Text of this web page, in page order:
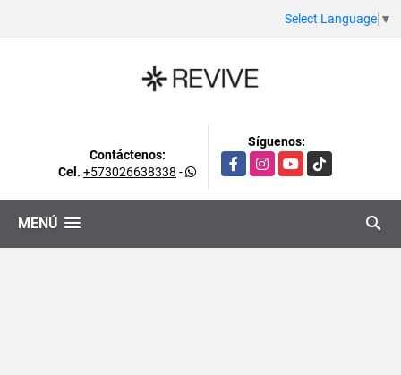
Select Language ▼
Contáctenos:
Cel. +573026638338 -
Síguenos:
FacebookInstagramYouTubeTikTok
MENÚ